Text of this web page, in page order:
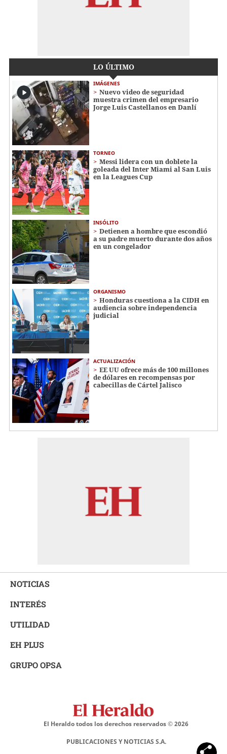
LO ÚLTIMO
IMÁGENES
Nuevo video de seguridad
muestra crimen del empresario
Jorge Luis Castellanos en Danlí
TORNEO
Messi lidera con un doblete la
goleada del Inter Miami al San Luis
en la Leagues Cup
INSÓLITO
Detienen a hombre que escondió
a su padre muerto durante dos años
en un congelador
ORGANISMO
Honduras cuestiona a la CIDH en
audiencia sobre independencia
judicial
ACTUALIZACIÓN
EE UU ofrece más de 100 millones
de dólares en recompensas por
cabecillas de Cártel Jalisco
NOTICIAS
INTERÉS
UTILIDAD
EH PLUS
GRUPO OPSA
El Heraldo todos los derechos reservados ©2026
PUBLICACIONES Y NOTICIAS S.A.